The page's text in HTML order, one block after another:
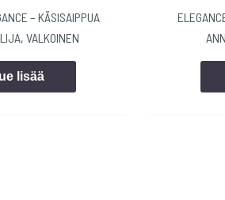
– KÄSISAIPPUA
VALKOINEN
lisää